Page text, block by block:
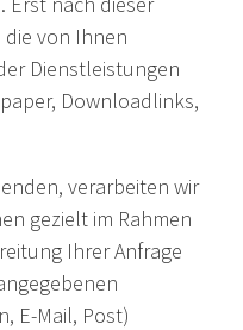
von Ihnen
Dienstleistungen
Downloadlinks,
verarbeiten wir
gezielt im Rahmen
Ihrer Anfrage
E-Mail, Post)